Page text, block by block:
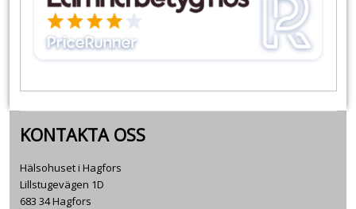
KONTAKTA OSS
Hälsohuset i Hagfors
Lillstugevägen 1D
683 34 Hagfors